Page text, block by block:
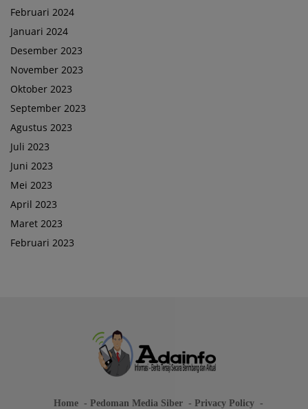
Februari 2024
Januari 2024
Desember 2023
November 2023
Oktober 2023
September 2023
Agustus 2023
Juli 2023
Juni 2023
Mei 2023
April 2023
Maret 2023
Februari 2023
Home Pedoman Media Siber Privacy Policy